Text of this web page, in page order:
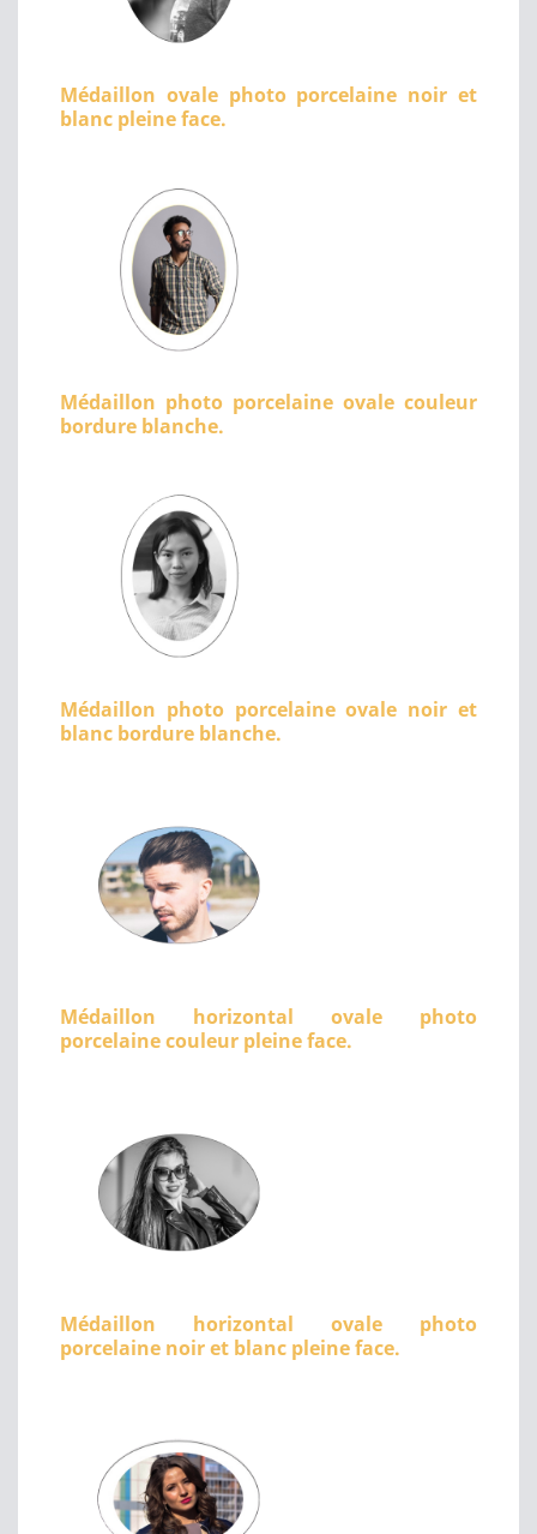
Médaillon ovale photo porcelaine noir et
blanc pleine face.
Médaillon photo porcelaine ovale couleur
bordure blanche.
Médaillon photo porcelaine ovale noir et
blanc bordure blanche.
Médaillon horizontal ovale photo
porcelaine couleur pleine face.
Médaillon horizontal ovale photo
porcelaine noir et blanc pleine face.